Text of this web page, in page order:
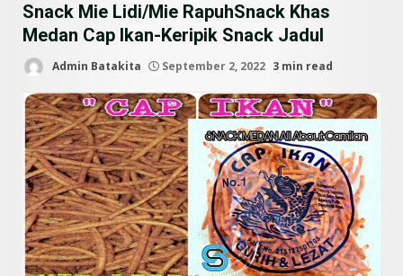
Snack Mie Lidi/Mie RapuhSnack Khas
Medan Cap Ikan-Keripik Snack Jadul
Admin Batakita September 2, 2022 3 min read